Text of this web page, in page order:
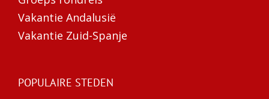
Vakantie Andalusië
Vakantie Zuid-Spanje
POPULAIRE STEDEN